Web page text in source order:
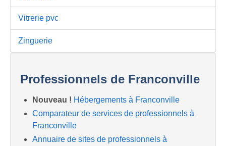
Vitrerie pvc
Zinguerie
Professionnels de Franconville
Nouveau ! Hébergements à Franconville
Comparateur de services de professionnels à
Franconville
Annuaire de sites de professionnels à